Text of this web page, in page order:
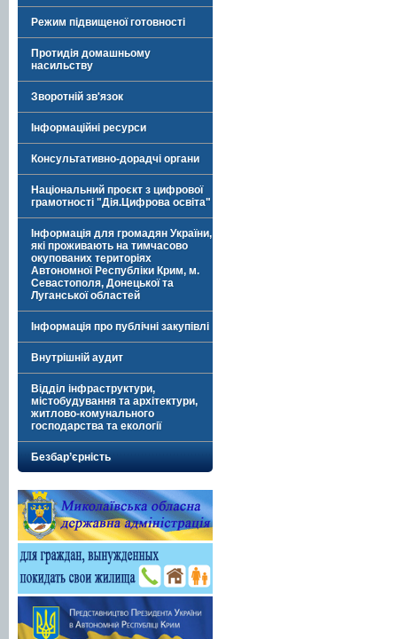
Режим підвищеної готовності
Протидія домашньому
насильству
Зворотній зв'язок
Інформаційні ресурси
Консультативно-дорадчі органи
Національний проєкт з цифрової
грамотності "Дія.Цифрова освіта"
Інформація для громадян України,
які проживають на тимчасово
окупованих територіях
Автономної Республіки Крим, м.
Севастополя, Донецької та
Луганської областей
Інформація про публічні закупівлі
Внутрішній аудит
Відділ інфраструктури,
містобудування та архітектури,
житлово-комунального
господарства та екології
Безбар’єрність